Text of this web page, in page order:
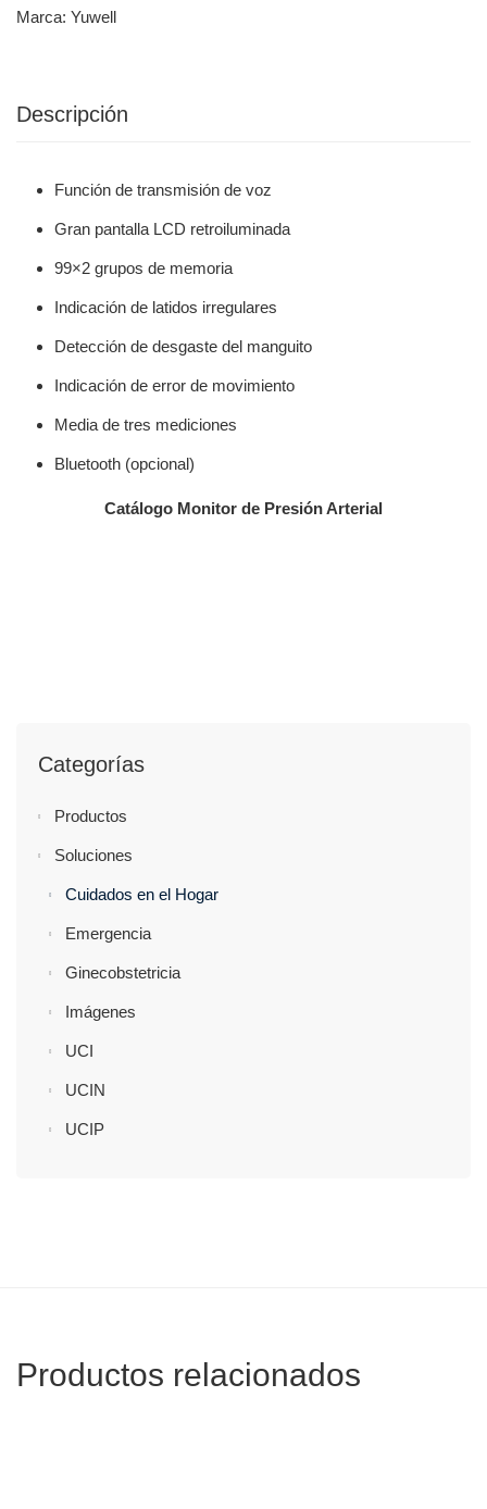
Categorías
Productos
Soluciones
Cuidados en el Hogar
Emergencia
Ginecobstetricia
Imágenes
UCI
UCIN
UCIP
Marca: Yuwell
Descripción
Función de transmisión de voz
Gran pantalla LCD retroiluminada
99×2 grupos de memoria
Indicación de latidos irregulares
Detección de desgaste del manguito
Indicación de error de movimiento
Media de tres mediciones
Bluetooth (opcional)
Catálogo Monitor de Presión Arterial
Productos relacionados